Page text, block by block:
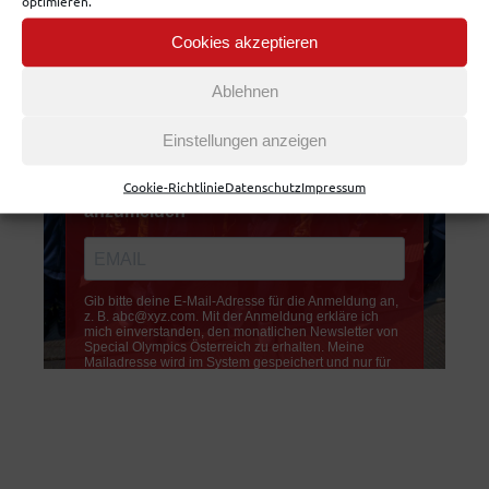
Cookies akzeptieren
Ablehnen
Einstellungen anzeigen
Cookie-RichtlinieDatenschutzImpressum